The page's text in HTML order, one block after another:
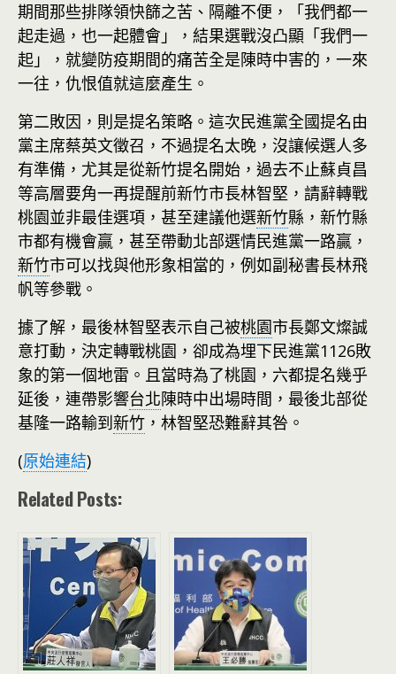
期間那些排隊領快篩之苦、隔離不便，「我們都一
起走過，也一起體會」，結果選戰沒凸顯「我們一
起」，就變防疫期間的痛苦全是陳時中害的，一來
一往，仇恨值就這麼產生。
第二敗因，則是提名策略。這次民進黨全國提名由
黨主席蔡英文徵召，不過提名太晚，沒讓候選人多
有準備，尤其是從新竹提名開始，過去不止蘇貞昌
等高層要角一再提醒前新竹市長林智堅，請辭轉戰
桃園並非最佳選項，甚至建議他選新竹縣，新竹縣
市都有機會贏，甚至帶動北部選情民進黨一路贏，
新竹市可以找與他形象相當的，例如副秘書長林飛
帆等參戰。
據了解，最後林智堅表示自己被桃園市長鄭文燦誠
意打動，決定轉戰桃園，卻成為埋下民進黨1126敗
象的第一個地雷。且當時為了桃園，六都提名幾乎
延後，連帶影響台北陳時中出場時間，最後北部從
基隆一路輸到新竹 ，林智堅恐難辭其咎。
(原始連結)
Related Posts: